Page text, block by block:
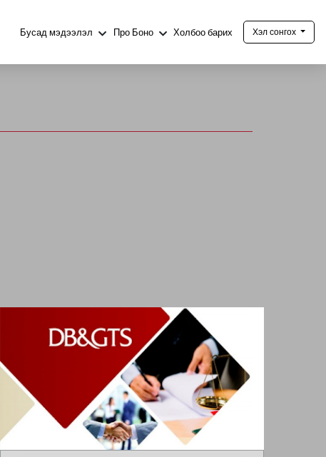
Бусад мэдээлэл Про Боно Холбоо барих Хэл сонгох